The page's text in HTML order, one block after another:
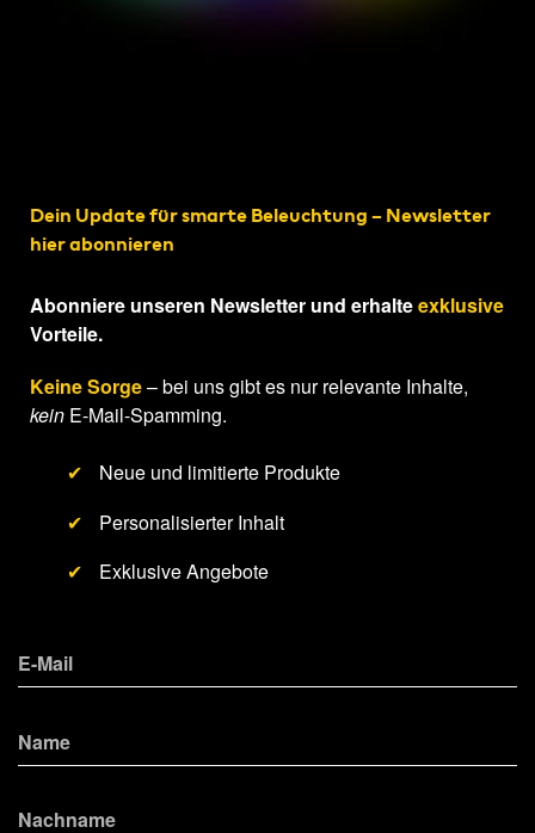
Dein Update für smarte Beleuchtung – Newsletter
hier abonnieren
Abonniere unseren Newsletter und erhalteexklusive
Vorteile.
Keine Sorge– bei uns gibt es nur relevante Inhalte,
kein E-Mail-Spamming.
✔
Neue und limitierte Produkte
✔
Personalisierter Inhalt
✔
Exklusive Angebote